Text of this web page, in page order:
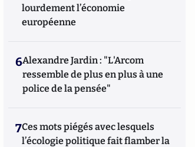
lourdement l’économie
européenne
6Alexandre Jardin : "L'Arcom
ressemble de plus en plus à une
police de la pensée"
7Ces mots piégés avec lesquels
l’écologie politique fait flamber la